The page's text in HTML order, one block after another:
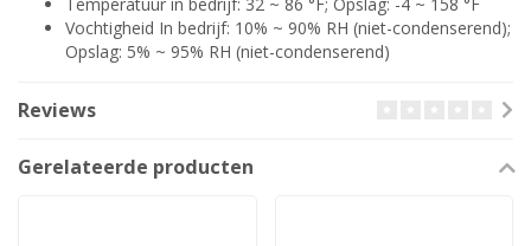
Vochtigheid In bedrijf: 10% ~ 90% RH (niet-condenserend);
Opslag: 5% ~ 95% RH (niet-condenserend)
Reviews
Gerelateerde producten